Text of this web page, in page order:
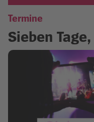
Freiburger
Termine
Sieben